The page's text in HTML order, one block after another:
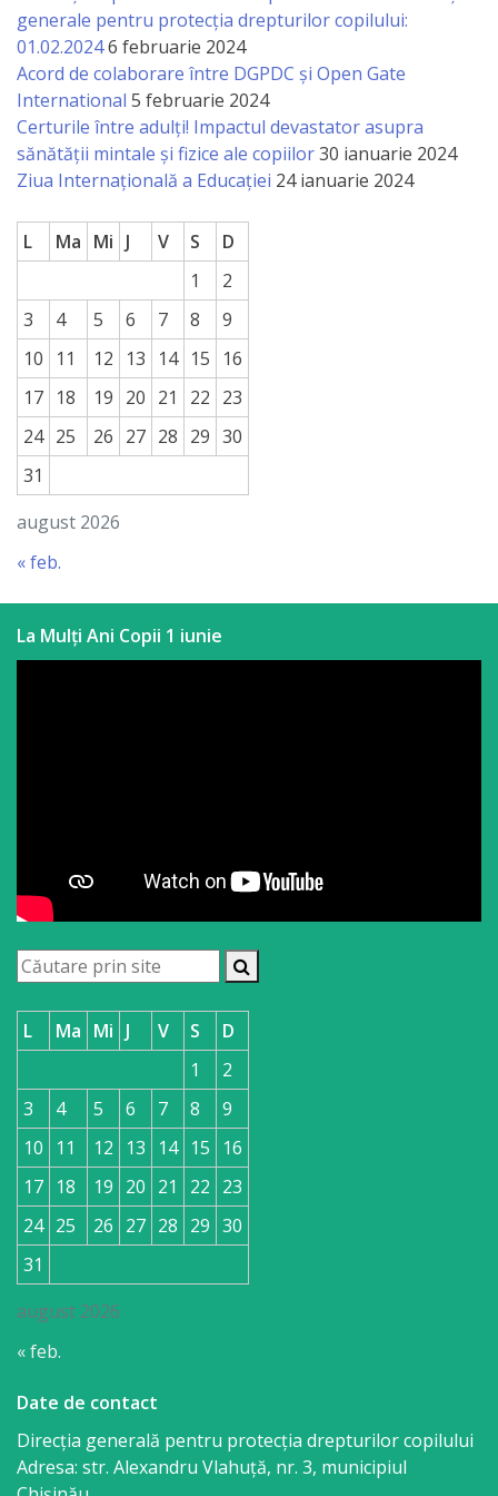
a
paginii
web
Contacte
generale pentru protecția drepturilor copilului:
01.02.20246 februarie 2024
Acord de colaborare între DGPDC și Open Gate
International 5 februarie 2024
Certurile între adulți! Impactul devastator asupra
sănătății mintale și fizice ale copiilor30 ianuarie 2024
Ziua Internațională a Educației 24 ianuarie 2024
august 2026
L Ma Mi J V S
D
1
2
3
4 5 6 7 8
9
10
11 12 13 14 15
16
17 18 19 20 21 22 23
24 25 26 27 28 29 30
31
« feb.
La Mulți Ani Copii 1 iunie
august 2026
L Ma Mi J V S
D
1
2
3
4 5 6 7 8
9
10
11 12 13 14 15
16
17 18 19 20 21 22 23
24 25 26 27 28 29 30
31
« feb.
Date de contact
Direcția generală pentru protecția drepturilor copilului
Adresa: str. Alexandru Vlahuţă, nr. 3, municipiul